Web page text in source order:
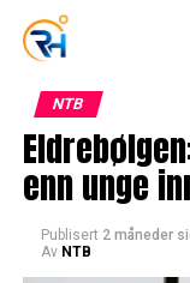
NTB
enn unge
Publisert 2 måneder
Av NTB